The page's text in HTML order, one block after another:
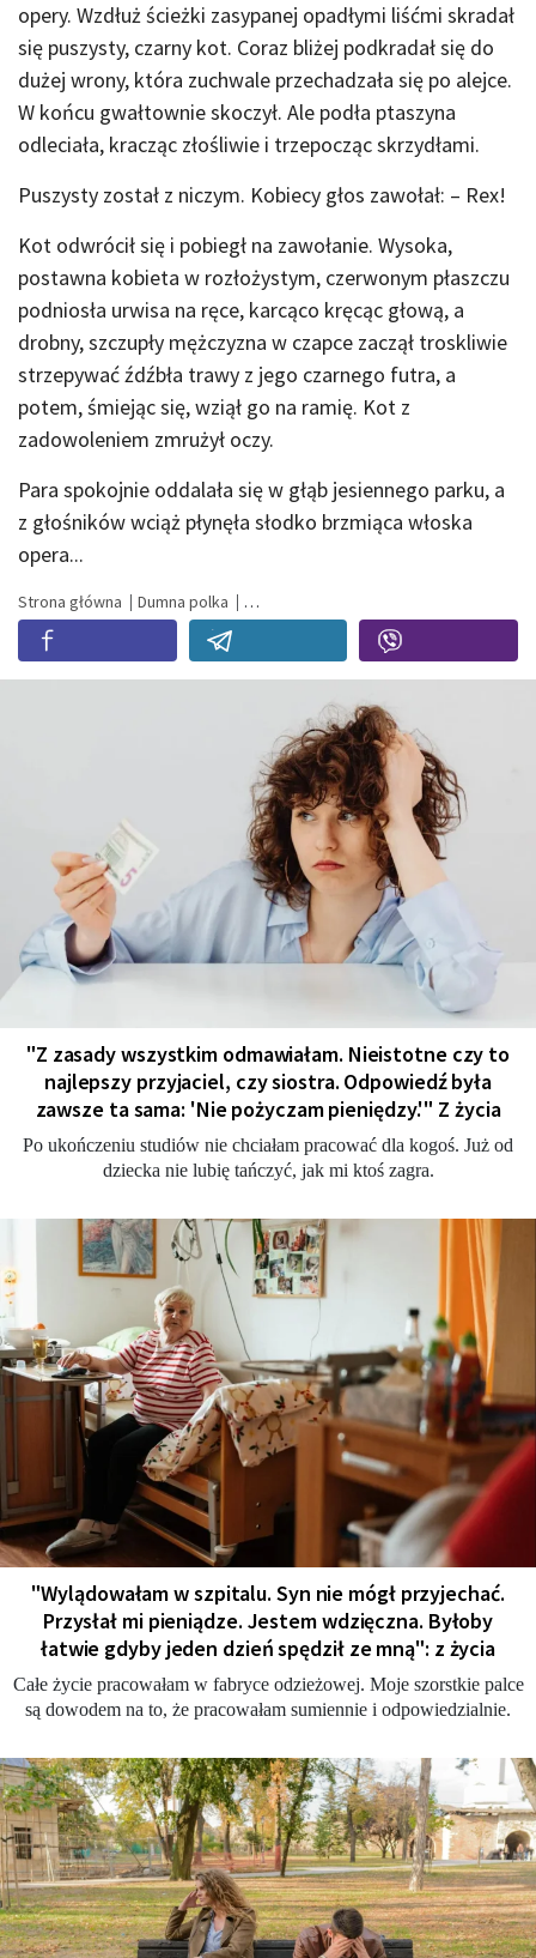
opery. Wzdłuż ścieżki zasypanej opadłymi liśćmi skradał
się puszysty, czarny kot. Coraz bliżej podkradał się do
dużej wrony, która zuchwale przechadzała się po alejce.
W końcu gwałtownie skoczył. Ale podła ptaszyna
odleciała, kracząc złośliwie i trzepocząc skrzydłami.
Puszysty został z niczym. Kobiecy głos zawołał: – Rex!
Kot odwrócił się i pobiegł na zawołanie. Wysoka,
postawna kobieta w rozłożystym, czerwonym płaszczu
podniosła urwisa na ręce, karcąco kręcąc głową, a
drobny, szczupły mężczyzna w czapce zaczął troskliwie
strzepywać źdźbła trawy z jego czarnego futra, a
potem, śmiejąc się, wziął go na ramię. Kot z
zadowoleniem zmrużył oczy.
Para spokojnie oddalała się w głąb jesiennego parku, a
z głośników wciąż płynęła słodko brzmiąca włoska
opera...
Strona główna Dumna polka
"Z zasady wszystkim odmawiałam. Nieistotne czy to
najlepszy przyjaciel, czy siostra. Odpowiedź była
zawsze ta sama: 'Nie pożyczam pieniędzy.'" Z życia
Po ukończeniu studiów nie chciałam pracować dla kogoś. Już od
dziecka nie lubię tańczyć, jak mi ktoś zagra.
"Wylądowałam w szpitalu. Syn nie mógł przyjechać.
Przysłał mi pieniądze. Jestem wdzięczna. Byłoby
łatwie gdyby jeden dzień spędził ze mną": z życia
Całe życie pracowałam w fabryce odzieżowej. Moje szorstkie palce
są dowodem na to, że pracowałam sumiennie i odpowiedzialnie.